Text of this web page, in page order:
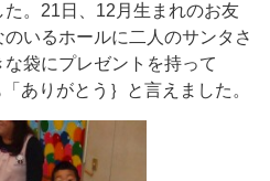
。21日、12月生まれのお友
いるホールに二人のサンタさ
袋にプレゼントを持って
ありがとう｝と言えました。